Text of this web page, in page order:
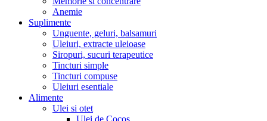
Anemie
Suplimente
Unguente, geluri, balsamuri
Uleiuri, extracte uleioase
Siropuri, sucuri terapeutice
Tincturi simple
Tincturi compuse
Uleiuri esentiale
Alimente
Ulei si otet
Ulei de Cocos